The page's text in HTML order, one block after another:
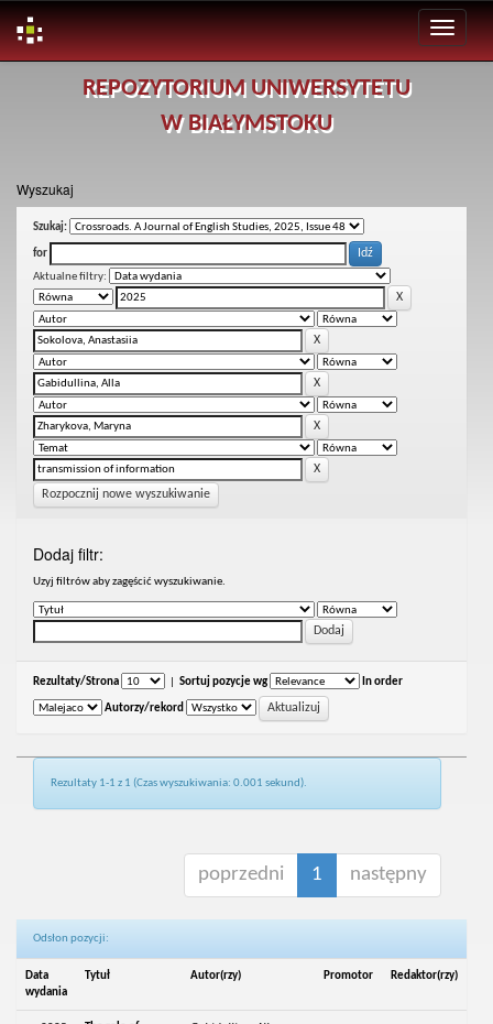
REPOZYTORIUM UNIWERSYTETU
W BIAŁYMSTOKU
Wyszukaj
Szukaj:
for
Aktualne filtry:
Rozpocznij nowe wyszukiwanie
Dodaj filtr:
Uzyj filtrów aby zagęścić wyszukiwanie.
Rezultaty/Strona Sortuj pozycje wg In order
Autorzy/rekord
Rezultaty 1-1 z 1 (Czas wyszukiwania: 0.001 sekund).
poprzedni 1 następny
Odsłon pozycji:
Data
wydania
Tytuł Autor(rzy) Promotor Redaktor(rzy)